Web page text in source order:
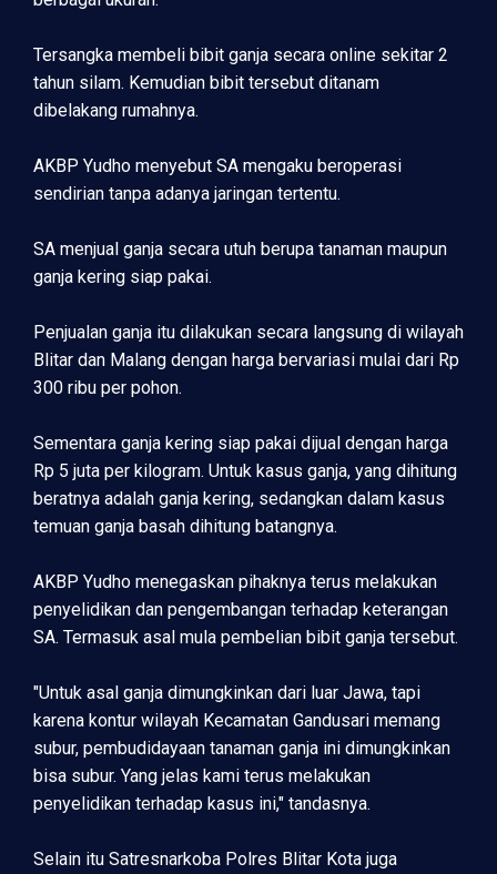
Tersangka membeli bibit ganja secara online sekitar 2
tahun silam. Kemudian bibit tersebut ditanam
dibelakang rumahnya.
AKBP Yudho menyebut SA mengaku beroperasi
sendirian tanpa adanya jaringan tertentu.
SA menjual ganja secara utuh berupa tanaman maupun
ganja kering siap pakai.
Penjualan ganja itu dilakukan secara langsung di wilayah
Blitar dan Malang dengan harga bervariasi mulai dari Rp
300 ribu per pohon.
Sementara ganja kering siap pakai dijual dengan harga
Rp 5 juta per kilogram. Untuk kasus ganja, yang dihitung
beratnya adalah ganja kering, sedangkan dalam kasus
temuan ganja basah dihitung batangnya.
AKBP Yudho menegaskan pihaknya terus melakukan
penyelidikan dan pengembangan terhadap keterangan
SA. Termasuk asal mula pembelian bibit ganja tersebut.
"Untuk asal ganja dimungkinkan dari luar Jawa, tapi
karena kontur wilayah Kecamatan Gandusari memang
subur, pembudidayaan tanaman ganja ini dimungkinkan
bisa subur. Yang jelas kami terus melakukan
penyelidikan terhadap kasus ini," tandasnya.
Selain itu Satresnarkoba Polres Blitar Kota juga